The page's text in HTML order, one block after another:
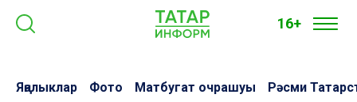
16+
Яңалыклар Фото Матбугат очрашуы Рәсми